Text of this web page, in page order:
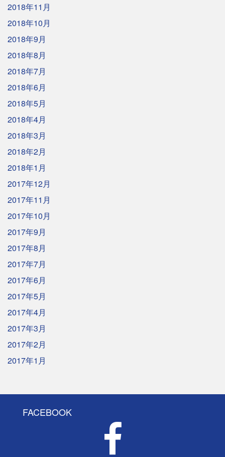
2018年11月
2018年10月
2018年9月
2018年8月
2018年7月
2018年6月
2018年5月
2018年4月
2018年3月
2018年2月
2018年1月
2017年12月
2017年11月
2017年10月
2017年9月
2017年8月
2017年7月
2017年6月
2017年5月
2017年4月
2017年3月
2017年2月
2017年1月
FACEBOOK